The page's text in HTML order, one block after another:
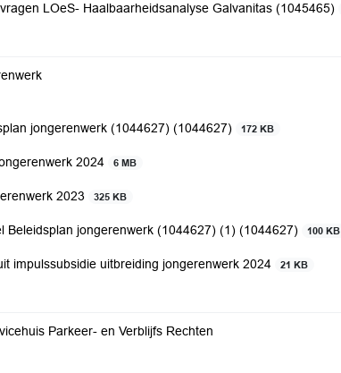
LOeS- Haalbaarheidsanalyse Galvanitas (1045465)
jongerenwerk (1044627) (1044627)
172 KB
2024 6 MB
2023 325 KB
Beleidsplan jongerenwerk (1044627) (1) (1044627) 100 KB
impulssubsidie uitbreiding jongerenwerk 2024 21 KB
Parkeer- en Verblijfs Rechten